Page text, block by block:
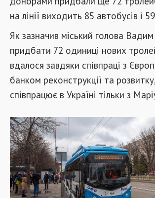
на лінії виходить 85 автобусів і
Як зазначив міський голова
придбати 72 одиниці нових
вдалося завдяки співпраці з
банком реконструкції та
співпрацює в Україні тільки з